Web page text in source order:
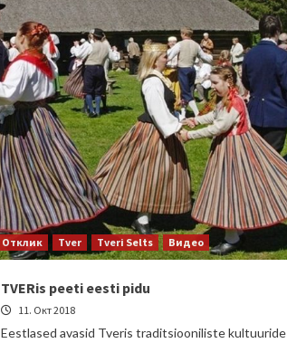
Отклик Tver Tveri Selts Видео
TVERis peeti eesti pidu
11. Окт 2018
Eestlased avasid Tveris traditsiooniliste kultuuride